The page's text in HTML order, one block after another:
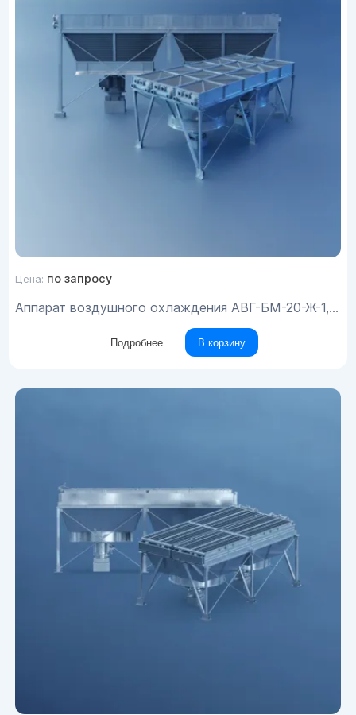
Цена: по запросу
Аппарат воздушного охлаждения АВГ-БМ-20-Ж-1,6-Б1-13кВт/5-1-8 (У1)
Подробнее В корзину